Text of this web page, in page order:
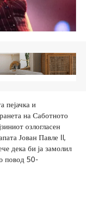
пејачка и
на Саботното
озлогласен
Јован Павле II,
дека би ја замолил
повод 50-